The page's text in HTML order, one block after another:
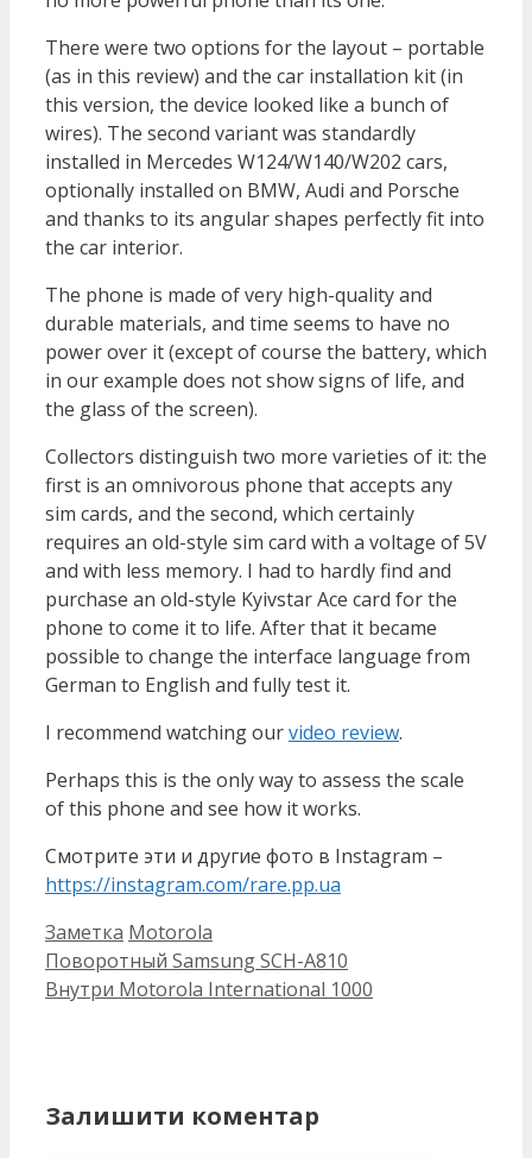
There were two options for the layout – portable
(as in this review) and the car installation kit (in
this version, the device looked like a bunch of
wires). The second variant was standardly
installed in Mercedes W124/W140/W202 cars,
optionally installed on BMW, Audi and Porsche
and thanks to its angular shapes perfectly fit into
the car interior.
The phone is made of very high-quality and
durable materials, and time seems to have no
power over it (except of course the battery, which
in our example does not show signs of life, and
the glass of the screen).
Collectors distinguish two more varieties of it: the
first is an omnivorous phone that accepts any
sim cards, and the second, which certainly
requires an old-style sim card with a voltage of 5V
and with less memory. I had to hardly find and
purchase an old-style Kyivstar Ace card for the
phone to come it to life. After that it became
possible to change the interface language from
German to English and fully test it.
I recommend watching ourvideo review.
Perhaps this is the only way to assess the scale
of this phone and see how it works.
Смотрите эти и другие фото в Instagram –
https://instagram.com/rare.pp.ua
Категорії
Заметка Позначки
Motorola
Поворотный Samsung SCH-A810
Внутри Motorola International 1000
Залишити коментар